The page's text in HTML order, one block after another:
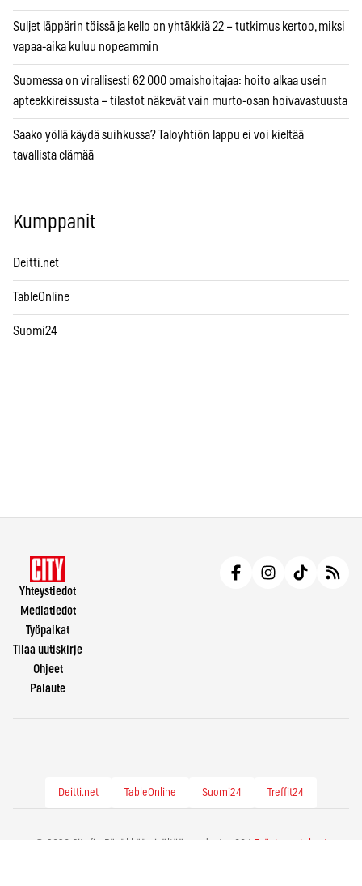
Suljet läppärin töissä ja kello on yhtäkkiä 22 – tutkimus kertoo, miksi
vapaa-aika kuluu nopeammin
Suomessa on virallisesti 62 000 omaishoitajaa: hoito alkaa usein
apteekkireissusta – tilastot näkevät vain murto-osan hoivavastuusta
Saako yöllä käydä suihkussa? Taloyhtiön lappu ei voi kieltää
tavallista elämää
Kumppanit
Deitti.net
TableOnline
Suomi24
Yhteystiedot
Mediatiedot
Työpaikat
Tilaa uutiskirje
Ohjeet
Palaute
Deitti.net TableOnline Suomi24 Treffit24